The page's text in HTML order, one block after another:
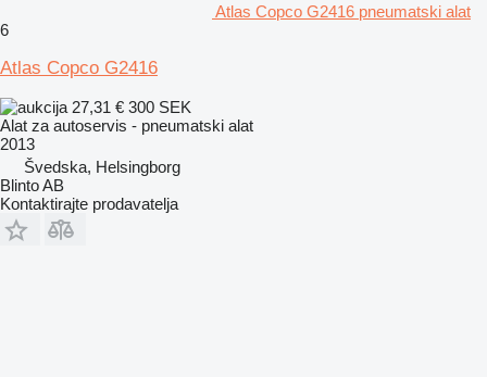
Atlas Copco G2416 pneumatski alat
6
Atlas Copco G2416
27,31 € 300 SEK
Alat za autoservis - pneumatski alat
2013
Švedska, Helsingborg
Blinto AB
Kontaktirajte prodavatelja